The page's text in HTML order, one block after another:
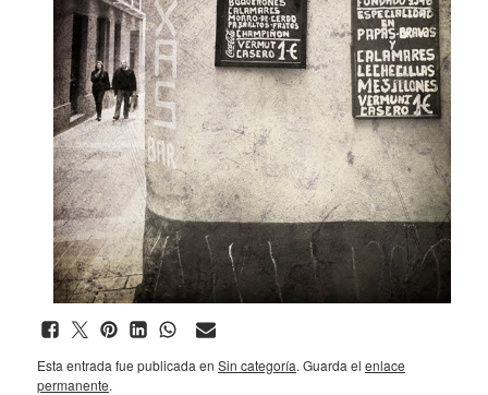
Esta entrada fue publicada en Sin categoría. Guarda el enlace
permanente.